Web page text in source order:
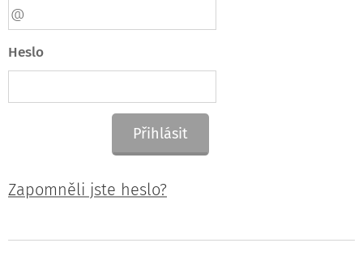
Heslo
Přihlásit
Zapomněli jste heslo?